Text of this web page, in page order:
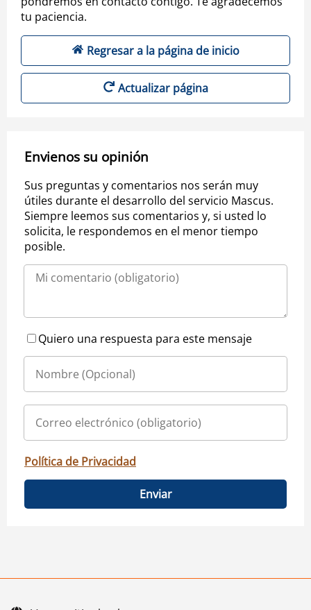
tu paciencia.
Regresar a la página de inicio
Actualizar página
Envienos su opinión
Sus preguntas y comentarios nos serán muy
útiles durante el desarrollo del servicio Mascus.
Siempre leemos sus comentarios y, si usted lo
solicita, le respondemos en el menor tiempo
posible.
Quiero una respuesta para este mensaje
Política de Privacidad
Enviar